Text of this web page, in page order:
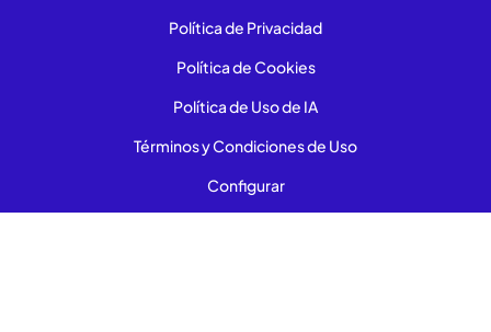
Política de Privacidad
Política de Cookies
Política de Uso de IA
Términos y Condiciones de Uso
Configurar